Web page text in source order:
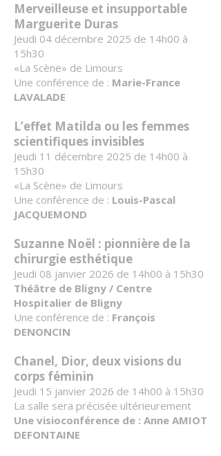
Merveilleuse et insupportable
Marguerite Duras
Jeudi 04 décembre 2025 de 14h00 à
15h30
«La Scène» de Limours
Une conférence de : Marie-France
LAVALADE
L’effet Matilda ou les femmes
scientifiques invisibles
Jeudi 11 décembre 2025 de 14h00 à
15h30
«La Scène» de Limours
Une conférence de : Louis-Pascal
JACQUEMOND
Suzanne Noël : pionnière de la
chirurgie esthétique
Jeudi 08 janvier 2026 de 14h00 à 15h30
Théâtre de Bligny / Centre
Hospitalier de Bligny
Une conférence de : François
DENONCIN
Chanel, Dior, deux visions du
corps féminin
Jeudi 15 janvier 2026 de 14h00 à 15h30
La salle sera précisée ultérieurement
Une visioconférence de : Anne AMIOT
DEFONTAINE